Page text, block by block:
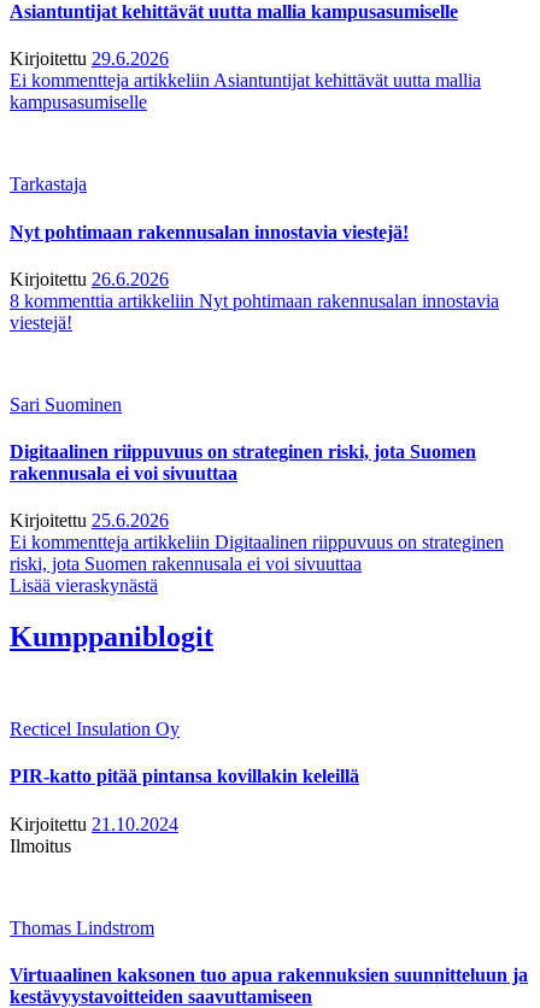
Asiantuntijat kehittävät uutta mallia kampusasumiselle
Kirjoitettu 29.6.2026
Ei kommentteja artikkeliin Asiantuntijat kehittävät uutta mallia
kampusasumiselle
Tarkastaja
Nyt pohtimaan rakennusalan innostavia viestejä!
Kirjoitettu 26.6.2026
8 kommenttia artikkeliin Nyt pohtimaan rakennusalan innostavia
viestejä!
Sari Suominen
Digitaalinen riippuvuus on strateginen riski, jota Suomen
rakennusala ei voi sivuuttaa
Kirjoitettu 25.6.2026
Ei kommentteja artikkeliin Digitaalinen riippuvuus on strateginen
riski, jota Suomen rakennusala ei voi sivuuttaa
Lisää vieraskynästä
Kumppaniblogit
Recticel Insulation Oy
PIR-katto pitää pintansa kovillakin keleillä
Kirjoitettu 21.10.2024
Ilmoitus
Thomas Lindstrom
Virtuaalinen kaksonen tuo apua rakennuksien suunnitteluun ja
kestävyystavoitteiden saavuttamiseen